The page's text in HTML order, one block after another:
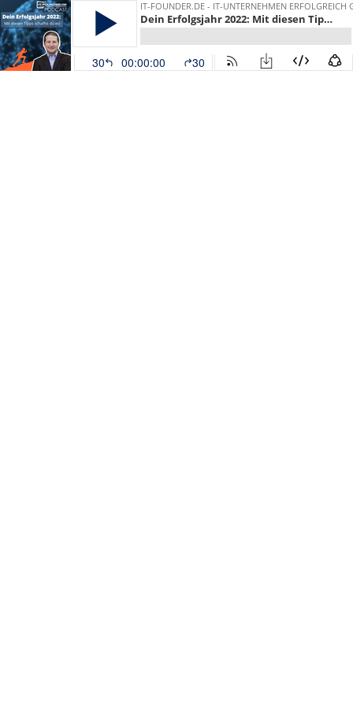
IT-FOUNDER.DE - IT-UNTERNEHMEN ERFOLGREICH
Dein Erfolgsjahr 2022: Mit diesen Tipps schaffst du es! #186
30 00:00:00 30